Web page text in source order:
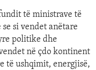
të ministrave të
se si vendet anëtare
politike dhe
në çdo kontinent
të ushqimit, energjisë,